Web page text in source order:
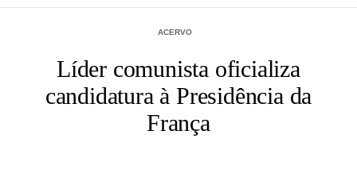
ACERVO
Líder comunista oficializa
candidatura à Presidência da
França